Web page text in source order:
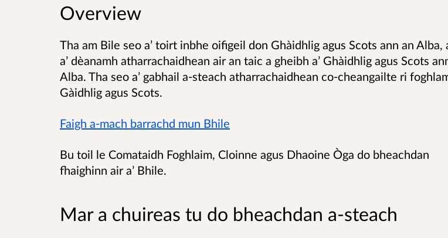
Overview
Tha am Bile seo a’ toirt inbhe oifigeil don Ghàidhlig agus Scots ann an Alba,
a’ dèanamh atharrachaidhean air an taic a gheibh a’ Ghàidhlig agus Scots
Alba. Tha seo a’ gabhail a-steach atharrachaidhean co-cheangailte ri
Gàidhlig agus Scots.
Faigh a-mach barrachd mun Bhile
Bu toil le Comataidh Foghlaim, Cloinne agus Dhaoine Òga do bheachdan
fhaighinn air a’ Bhile.
Mar a chuireas tu do bheachdan a-steach